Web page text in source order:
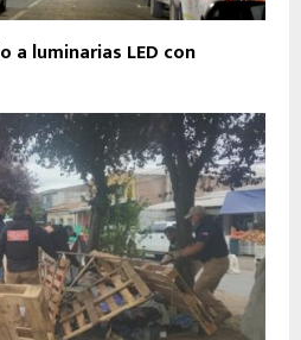
a luminarias LED con